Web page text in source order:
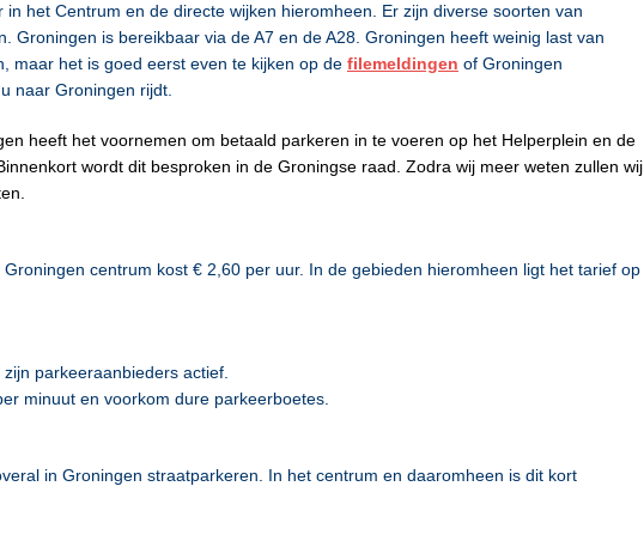
in het Centrum en de directe wijken hieromheen. Er zijn diverse soorten van
Groningen is bereikbaar via de A7 en de A28. Groningen heeft weinig last van
maar het is goed eerst even te kijken op de filemeldingen of Groningen
naar Groningen rijdt.
heeft het voornemen om betaald parkeren in te voeren op het Helperplein en de
wordt dit besproken in de Groningse raad. Zodra wij meer weten zullen wij
centrum kost € 2,60 per uur. In de gebieden hieromheen ligt het tarief op
parkeeraanbieders actief.
minuut en voorkom dure parkeerboetes.
in Groningen straatparkeren. In het centrum en daaromheen is dit kort